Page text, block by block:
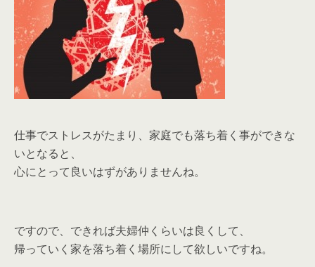
仕事でストレスがたまり、家庭でも落ち着く事ができな
いとなると、
心にとって良いはずがありませんね。
ですので、できれば夫婦仲くらいは良くして、
帰っていく家を落ち着く場所にして欲しいですね。